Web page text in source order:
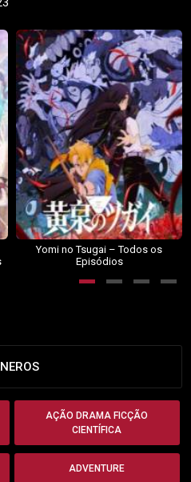
Yomi no Tsugai – Todos os
Episódios
AÇÃO DRAMA FICÇÃO
CIENTÍFICA
ADVENTURE